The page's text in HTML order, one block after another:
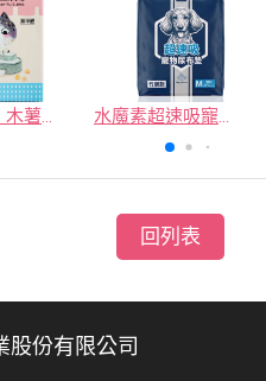
【益生菌】木薯豆腐砂/豆腐砂 (1包最低$119起)抽貓砂機 水魔素超速吸寵物尿布墊買1送1
回列表
股份有限公司